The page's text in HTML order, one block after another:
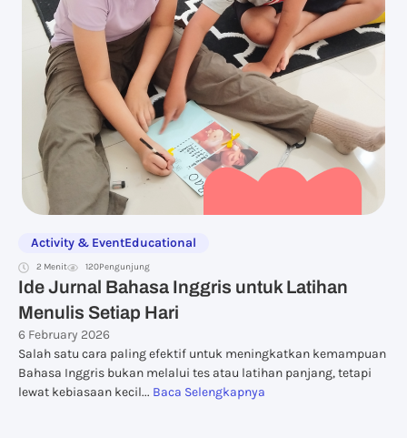
Activity & EventEducational
2 Menit 120Pengunjung
Ide Jurnal Bahasa Inggris untuk Latihan
Menulis Setiap Hari
6 February 2026
Salah satu cara paling efektif untuk meningkatkan kemampuan
Bahasa Inggris bukan melalui tes atau latihan panjang, tetapi
lewat kebiasaan kecil... Baca Selengkapnya